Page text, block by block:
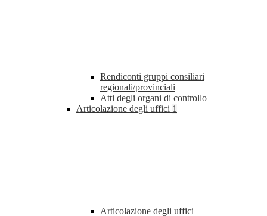
Rendiconti gruppi consiliari
regionali/provinciali
Atti degli organi di controllo
Articolazione degli uffici 1
Articolazione degli uffici